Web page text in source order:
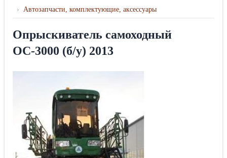
› Автозапчасти, комплектующие, аксессуары
Опрыскиватель самоходный
ОС-3000 (б/у) 2013